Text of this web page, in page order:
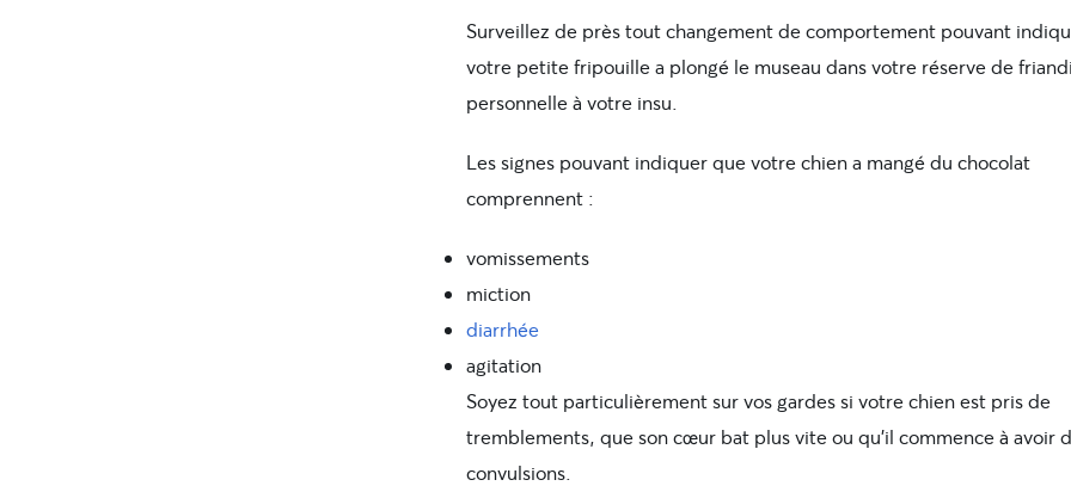
Surveillez de près tout changement de comportement pouvant
votre petite fripouille a plongé le museau dans votre réserve de
personnelle à votre insu.
Les signes pouvant indiquer que votre chien a mangé du chocolat
comprennent :
vomissements
miction
diarrhée
agitation
Soyez tout particulièrement sur vos gardes si votre chien est pris de
tremblements, que son cœur bat plus vite ou qu’il commence à avoir
convulsions.